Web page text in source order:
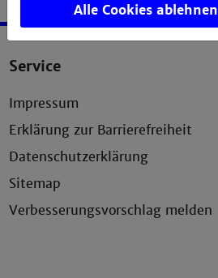
Service
Impressum
Erklärung zur Barrierefreiheit
Datenschutzerklärung
Sitemap
Verbesserungsvorschlag melden
Alle Cookies ablehnen